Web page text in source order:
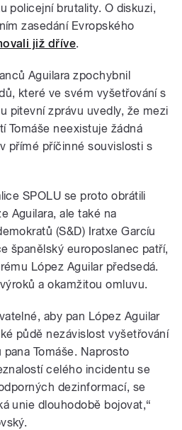
policejní brutality. O diskuzi,
zasedání Evropského
již dříve.
Aguilara zpochybnil
které ve svém vyšetřování s
pitevní zprávu uvedly, že mezi
Tomáše neexistuje žádná
přímé příčinné souvislosti s
SPOLU se proto obrátili
Aguilara, ale také na
(S&D) Iratxe Garcíu
španělský europoslanec patří,
López Aguilar předsedá.
a okamžitou omluvu.
aby pan López Aguilar
půdě nezávislost vyšetřování
Tomáše. Naprosto
celého incidentu se
dezinformací, se
unie dlouhodobě bojovat,“